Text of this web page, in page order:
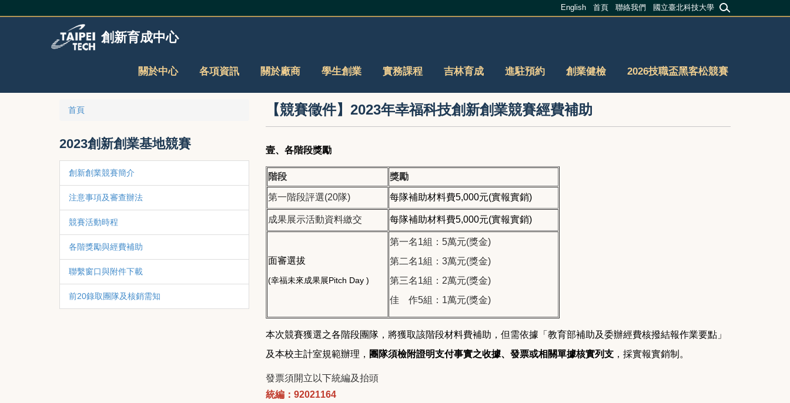
創新育成中心
關於中心 各項資訊 關於廠商 學生創業 實務課程 吉林育成 進駐預約 創業健檢 2026技職盃黑客松競賽
English 首頁 聯絡我們 國立臺北科技大學
首頁
2023創新創業基地競賽
創新創業競賽簡介
注意事項及審查辦法
競賽活動時程
各階獎勵與經費補助
聯繫窗口與附件下載
前20錄取團隊及核銷需知
【競賽徵件】2023年幸福科技創新創業競賽經費補助
壹、各階段獎勵
階段 獎勵
第一階段評選(20隊) 每隊補助材料費5,000元(實報實銷)
成果展示活動資料繳交 每隊補助材料費5,000元(實報實銷)
面審選拔
(幸福未來成果展Pitch Day )
第一名1組：5萬元(獎金)
第二名1組：3萬元(獎金)
第三名1組：2萬元(獎金)
佳 作5組：1萬元(獎金)
本次競賽獲選之各階段團隊，將獲取該階段材料費補助，但需依據「教育部補助及委辦經費核撥結報作業要點」
及本校主計室規範辦理， 團隊須檢附證明支付事實之收據、發票或相關單據核實列支 ，採實報實銷制。
發票須開立以下統編及抬頭
統編：92021164